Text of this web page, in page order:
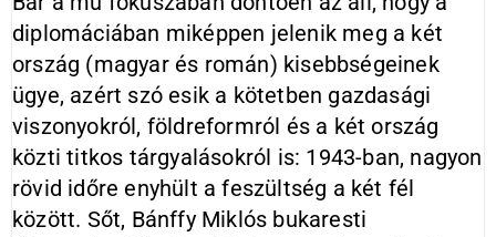
diplomáciában miképpen jelenik meg a két
ország (magyar és román) kisebbségeinek
ügye, azért szó esik a kötetben gazdasági
viszonyokról, földreformról és a két ország
közti titkos tárgyalásokról is: 1943-ban, nagyon
rövid időre enyhült a feszültség a két fél
között. Sőt, Bánffy Miklós bukaresti